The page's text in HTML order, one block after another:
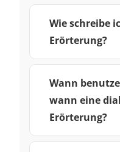
Wie schreibe
Erörterung?
Wann
wann eine
Erörterung?